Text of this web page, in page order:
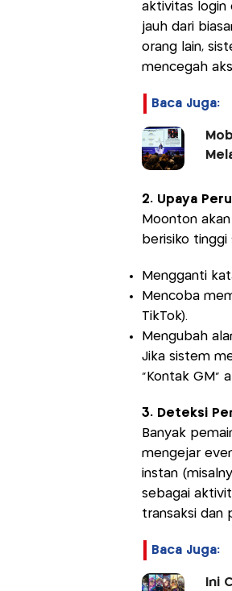
aktivitas login
jauh dari
orang lain,
mencegah
Baca Juga:
2. Upaya
Moonton
berisiko
Mengganti
Mencoba
TikTok).
Mengubah
Jika sistem
"Kontak GM"
3. Deteksi
Banyak
mengejar
instan
sebagai
transaksi dan
Baca Juga:
Ini